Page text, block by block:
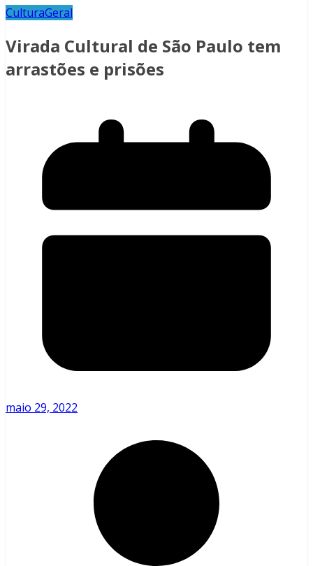
CulturaGeral
Virada Cultural de São Paulo tem
arrastões e prisões
maio 29, 2022